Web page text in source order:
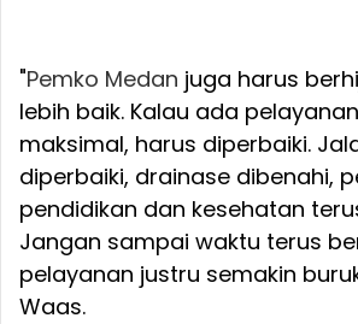
"Pemko Medan juga harus
lebih baik. Kalau ada
maksimal, harus diperbaiki.
diperbaiki, drainase dibenahi,
pendidikan dan kesehatan
Jangan sampai waktu terus
pelayanan justru semakin
Waas.